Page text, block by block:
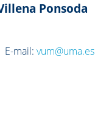
Ponsoda
E-mail: vum@uma.es